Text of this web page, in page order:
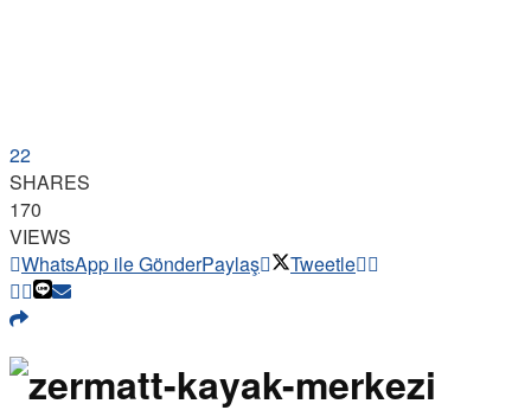
22
SHARES
170
VIEWS
WhatsApp ile GönderPaylaş Tweetle